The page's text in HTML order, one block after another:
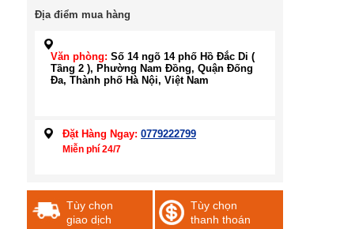
Địa điểm mua hàng
Văn phòng: Số 14 ngõ 14 phố Hồ Đắc Di (
Tầng 2 ), Phường Nam Đồng, Quận Đống
Đa, Thành phố Hà Nội, Việt Nam
Đặt Hàng Ngay: 0779222799
Miễn phí 24/7
Tùy chọn
giao dịch
Tùy chọn
thanh thoán